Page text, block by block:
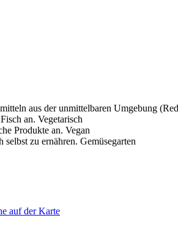
Vegetarisch
Vegan
Gemüsegarten
auf der Karte